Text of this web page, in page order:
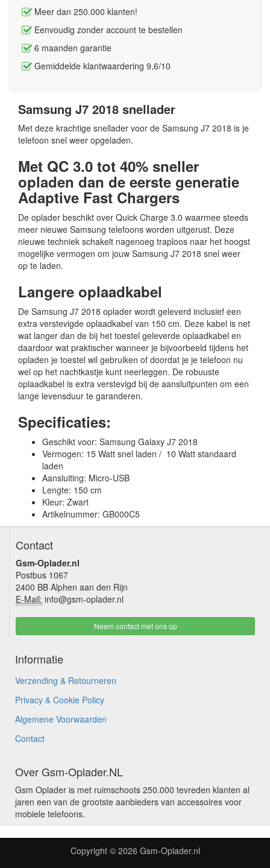
Meer dan 250.000 klanten!
Eenvoudig zonder account te bestellen
6 maanden garantie
Gemiddelde klantwaardering 9,6/10
Samsung J7 2018 snellader
Met deze krachtige snellader voor de Samsung J7 2018 is je
telefoon snel weer opgeladen.
Met QC 3.0 tot 40% sneller
opladen dan de eerste generatie
Adaptive Fast Chargers
De oplader beschikt over Quick Charge 3.0 waarmee steeds
meer nieuwe Samsung telefoons worden uitgerust. Deze
nieuwe techniek schakelt nagenoeg traploos naar het hoogst
mogelijke vermogen om jouw Samsung J7 2018 snel weer
op te laden.
Langere oplaadkabel
De Samsung J7 2018 oplader wordt geleverd inclusief een
extra verstevigde oplaadkabel van 150 cm. Deze kabel is net
wat langer dan de bij het toestel geleverde oplaadkabel en
daardoor wat praktischer wanneer je bijvoorbeeld tijdens het
opladen je toestel wil gebruiken of doordat je je telefoon nu
wel op het nachtkastje kunt neerleggen. De robuuste
oplaadkabel is extra verstevigd bij de aansluitpunten om een
lange levensduur te garanderen.
Specificaties:
Geschikt voor: Samsung Galaxy J7 2018
Vermogen: 15 Watt snel laden / 10 Watt standaard
laden
Aansluiting: Micro-USB
Lengte: 150 cm
Kleur: Zwart
Artikelnummer: GB000C5
Contact
Gsm-Oplader.nl
Postbus 1067
2400 BB Alphen aan den Rijn
E-Mail: info@gsm-oplader.nl
Neem contact met ons op
Informatie
Verzending & Retourneren
Privacy & Cookie Policy
Algemene Voorwaarden
Contact
Over Gsm-Oplader.NL
Gsm Oplader is met ruimschoots 250.000 tevreden klanten al
jaren een van de grootste aanbieders van accessoires voor
mobiele telefoons.
Copyright © 2026 Gsm-Oplader.nl